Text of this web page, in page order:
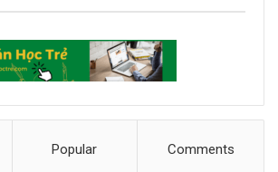
Popular Comments